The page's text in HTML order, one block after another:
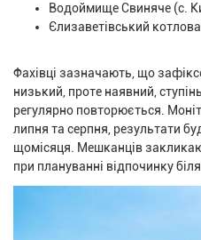
Водоймище Свиняче (с.
Єлизаветівський
Фахівці зазначають, що
низький, проте наявний,
регулярно повторюється.
липня та серпня, результати
щомісяця. Мешканців
при плануванні відпочинку